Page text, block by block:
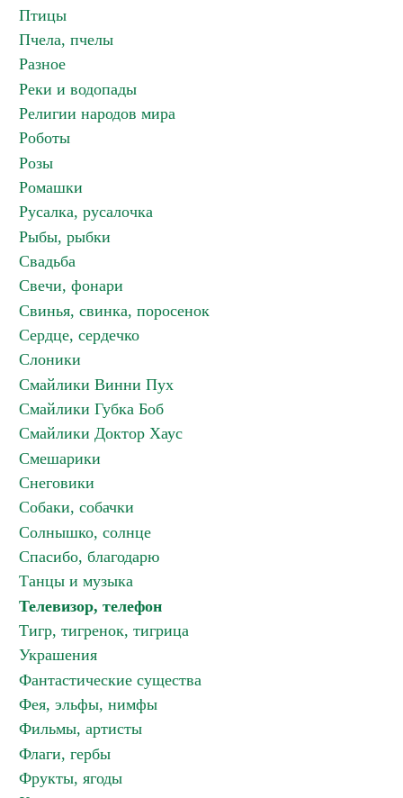
Птицы
Пчела, пчелы
Разное
Реки и водопады
Религии народов мира
Роботы
Розы
Ромашки
Русалка, русалочка
Рыбы, рыбки
Свадьба
Свечи, фонари
Свинья, свинка, поросенок
Сердце, сердечко
Слоники
Смайлики Винни Пух
Смайлики Губка Боб
Смайлики Доктор Хаус
Смешарики
Снеговики
Собаки, собачки
Солнышко, солнце
Спасибо, благодарю
Танцы и музыка
Телевизор, телефон
Тигр, тигренок, тигрица
Украшения
Фантастические существа
Фея, эльфы, нимфы
Фильмы, артисты
Флаги, гербы
Фрукты, ягоды